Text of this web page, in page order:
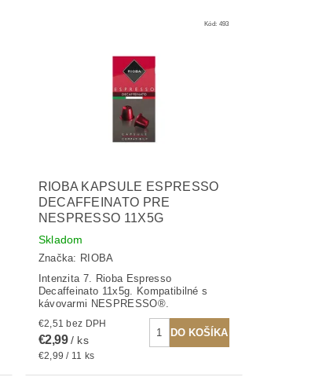
Kód: 493
RIOBA KAPSULE ESPRESSO
DECAFFEINATO PRE
NESPRESSO 11X5G
Skladom
Značka: RIOBA
Intenzita 7. Rioba Espresso
Decaffeinato 11x5g. Kompatibilné s
kávovarmi NESPRESSO®.
€2,51 bez DPH
€2,99/ ks
€2,99 / 11 ks